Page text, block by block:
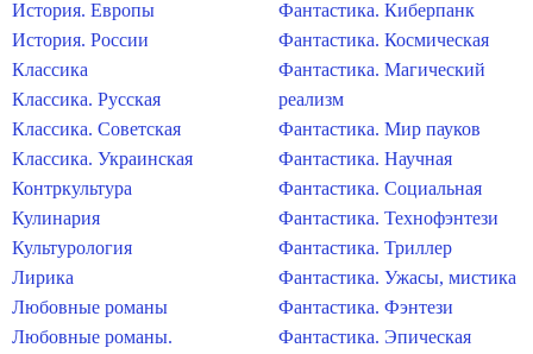
История. Европы
История. России
Классика
Классика. Русская
Классика. Советская
Классика. Украинская
Контркультура
Кулинария
Культурология
Лирика
Любовные романы
Любовные романы.
Фантастика. Киберпанк
Фантастика. Космическая
Фантастика. Магический
реализм
Фантастика. Мир пауков
Фантастика. Научная
Фантастика. Социальная
Фантастика. Технофэнтези
Фантастика. Триллер
Фантастика. Ужасы, мистика
Фантастика. Фэнтези
Фантастика. Эпическая